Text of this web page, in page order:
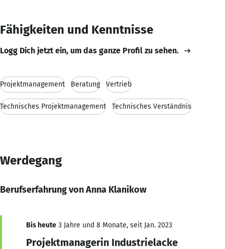
Fähigkeiten und Kenntnisse
Logg Dich jetzt ein, um das ganze Profil zu sehen.
Projektmanagement Beratung Vertrieb
Technisches Projektmanagement Technisches Verständnis
Werdegang
Berufserfahrung von Anna Klanikow
Bis heute 3 Jahre und 8 Monate, seit Jan. 2023
Projektmanagerin Industrielacke